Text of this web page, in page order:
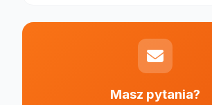
Masz pytania?